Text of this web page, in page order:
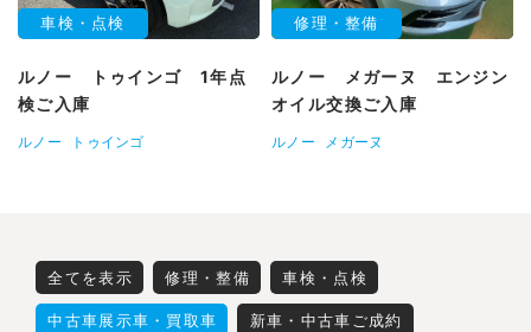
車検・点検
ルノー トゥインゴ 1年点
検ご入庫
ルノー トゥインゴ
修理・整備
ルノー メガーヌ エンジン
オイル交換ご入庫
ルノー メガーヌ
全てを表示 修理・整備 車検・点検
中古車展示車・買取車 新車・中古車ご成約